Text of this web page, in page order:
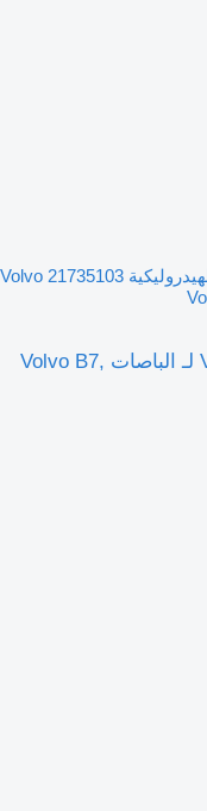
عصا تحكم الهيدروليكية Volvo 21735103
عصا تحكم الهيدروليكية Volvo 21735103 لـ الباصات Volvo B7,